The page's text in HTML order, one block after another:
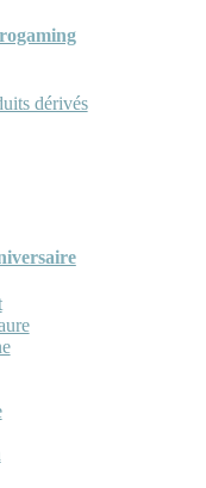
dérivés